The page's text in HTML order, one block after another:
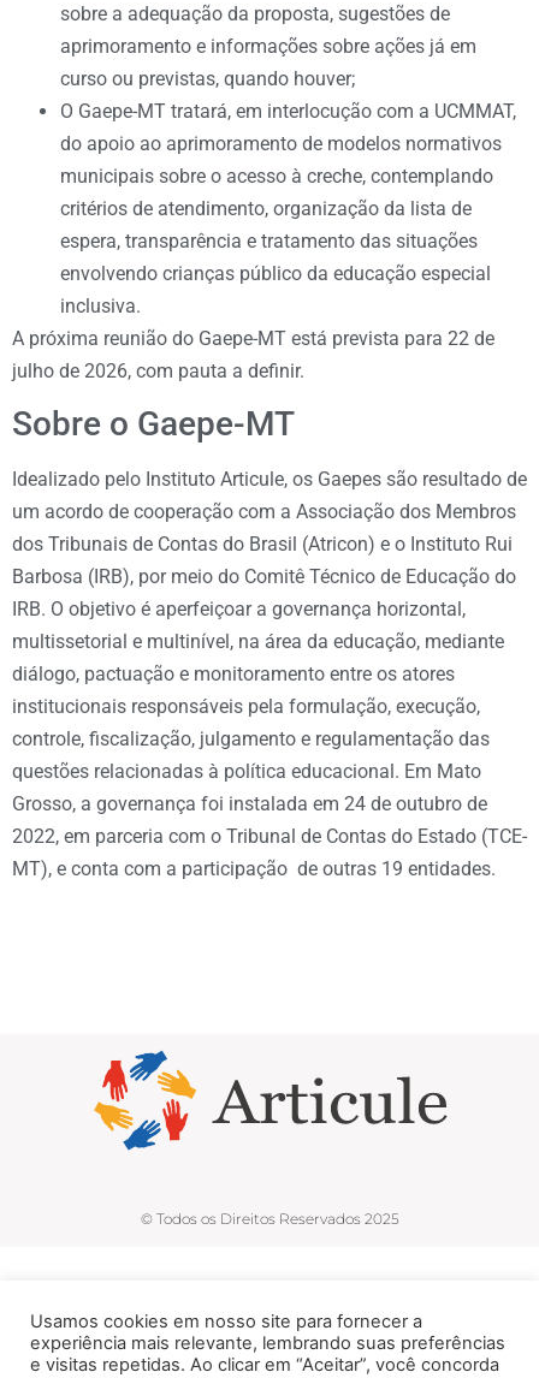
sobre a adequação da proposta, sugestões de
aprimoramento e informações sobre ações já em
curso ou previstas, quando houver;
O Gaepe-MT tratará, em interlocução com a UCMMAT,
do apoio ao aprimoramento de modelos normativos
municipais sobre o acesso à creche, contemplando
critérios de atendimento, organização da lista de
espera, transparência e tratamento das situações
envolvendo crianças público da educação especial
inclusiva.
A próxima reunião do Gaepe-MT está prevista para 22 de
julho de 2026, com pauta a definir.
Sobre o Gaepe-MT
Idealizado pelo Instituto Articule, os Gaepes são resultado de
um acordo de cooperação com a Associação dos Membros
dos Tribunais de Contas do Brasil (Atricon) e o Instituto Rui
Barbosa (IRB), por meio do Comitê Técnico de Educação do
IRB. O objetivo é aperfeiçoar a governança horizontal,
multissetorial e multinível, na área da educação, mediante
diálogo, pactuação e monitoramento entre os atores
institucionais responsáveis pela formulação, execução,
controle, fiscalização, julgamento e regulamentação das
questões relacionadas à política educacional. Em Mato
Grosso, a governança foi instalada em 24 de outubro de
2022, em parceria com o Tribunal de Contas do Estado (TCE-
MT), e conta com a participação de outras 19 entidades.
© Todos os Direitos Reservados 2025
Usamos cookies em nosso site para fornecer a
experiência mais relevante, lembrando suas preferências
e visitas repetidas. Ao clicar em “Aceitar”, você concorda